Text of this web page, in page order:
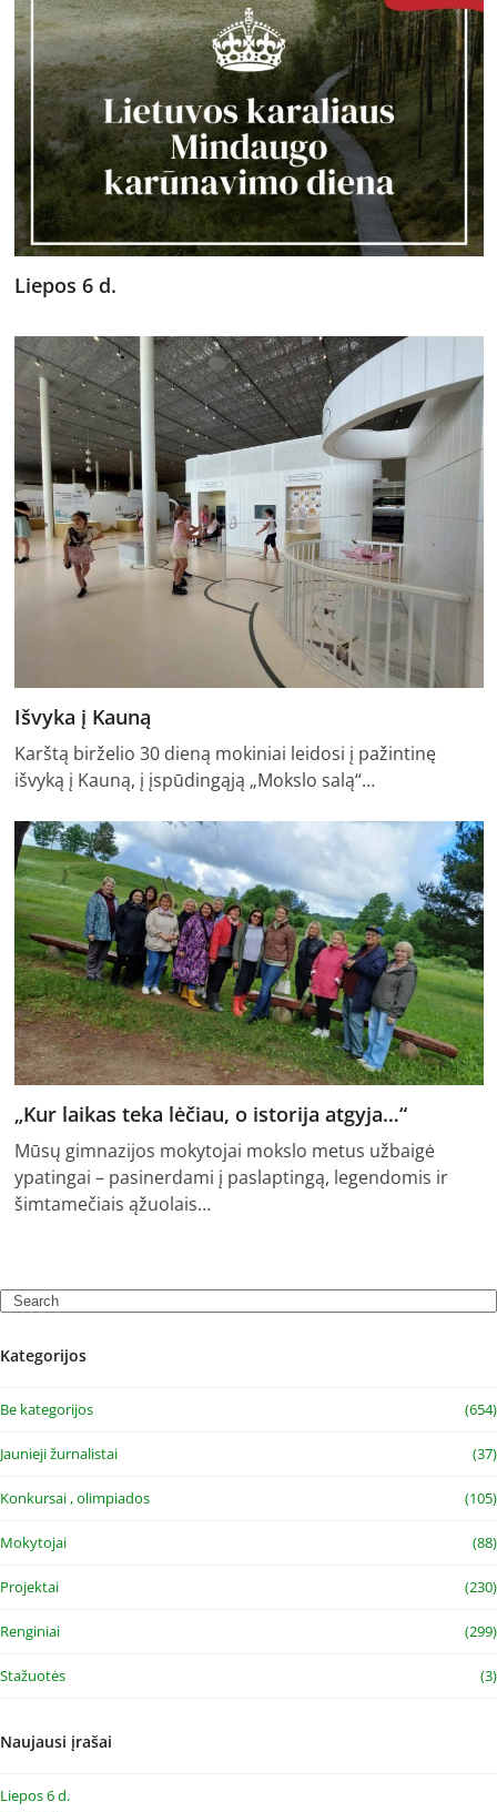
Liepos 6 d.
Išvyka į Kauną
Karštą birželio 30 dieną mokiniai leidosi į pažintinę
išvyką į Kauną, į įspūdingąją „Mokslo salą“…
„Kur laikas teka lėčiau, o istorija atgyja…“
Mūsų gimnazijos mokytojai mokslo metus užbaigė
ypatingai – pasinerdami į paslaptingą, legendomis ir
šimtamečiais ąžuolais…
Search
Kategorijos
Be kategorijos (654)
Jaunieji žurnalistai (37)
Konkursai , olimpiados (105)
Mokytojai (88)
Projektai (230)
Renginiai (299)
Stažuotės (3)
Naujausi įrašai
Liepos 6 d.